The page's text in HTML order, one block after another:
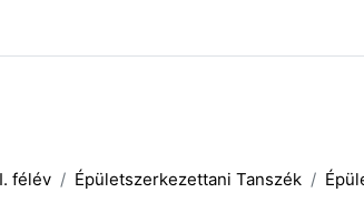
félév Épületszerkezettani Tanszék